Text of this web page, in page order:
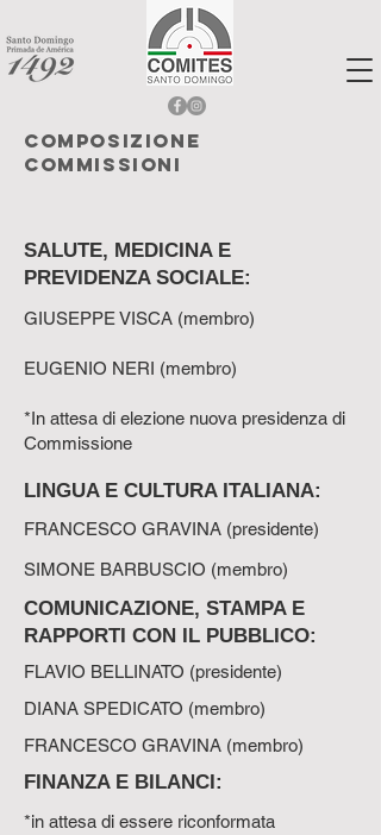
Composizione
commissioni
SALUTE, MEDICINA E
PREVIDENZA SOCIALE:
GIUSEPPE VISCA (membro)
EUGENIO NERI (membro)
*In attesa di elezione nuova presidenza di
Commissione
LINGUA E CULTURA ITALIANA:
FRANCESCO GRAVINA (presidente)
SIMONE BARBUSCIO (membro)
COMUNICAZIONE, STAMPA E
RAPPORTI CON IL PUBBLICO:
FLAVIO BELLINATO (presidente)
DIANA SPEDICATO (membro)
FRANCESCO GRAVINA (membro)
FINANZA E BILANCI:
*in attesa di essere riconformata